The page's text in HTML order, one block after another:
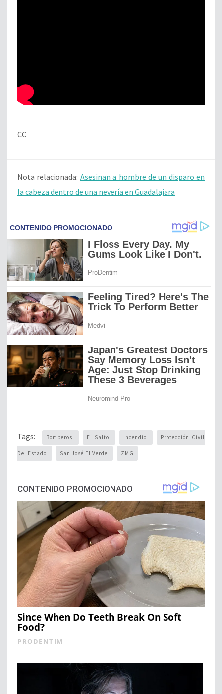
CC
Nota relacionada: Asesinan a hombre de un disparo en
la cabeza dentro de una nevería en Guadalajara
Tags: Bomberos El Salto Incendio Protección Civil
Del Estado San José El Verde ZMG
CONTENIDO PROMOCIONADO
Since When Do Teeth Break On Soft
Food?
PRODENTIM